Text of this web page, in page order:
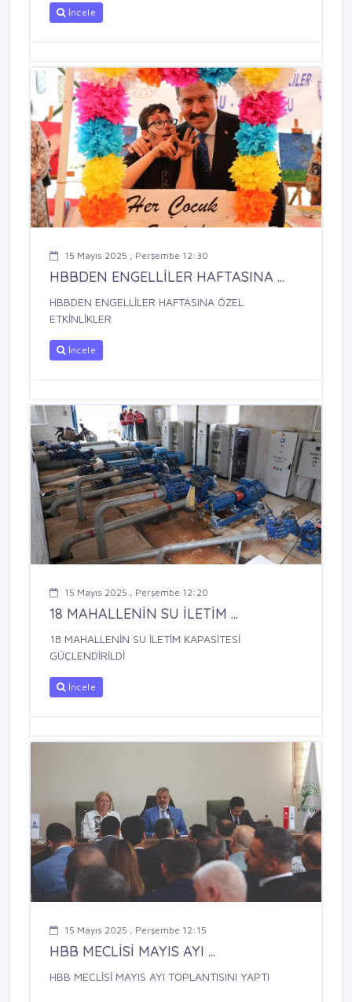
İncele
15 Mayıs 2025 , Perşembe 12:30
HBBDEN ENGELLİLER HAFTASINA ...
HBBDEN ENGELLİLER HAFTASINA ÖZEL
ETKİNLİKLER
İncele
15 Mayıs 2025 , Perşembe 12:20
18 MAHALLENİN SU İLETİM ...
18 MAHALLENİN SU İLETİM KAPASİTESİ
GÜÇLENDİRİLDİ
İncele
15 Mayıs 2025 , Perşembe 12:15
HBB MECLİSİ MAYIS AYI ...
HBB MECLİSİ MAYIS AYI TOPLANTISINI YAPTI